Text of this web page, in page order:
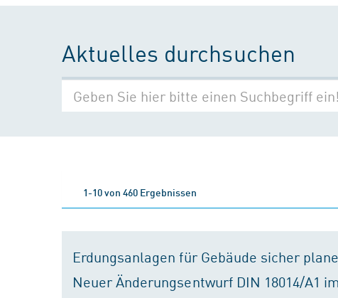
Aktuelles durchsuchen
1-10 von 460 Ergebnissen
Erdungsanlagen für Gebäude sicher
Neuer Änderungsentwurf DIN 18014/A1